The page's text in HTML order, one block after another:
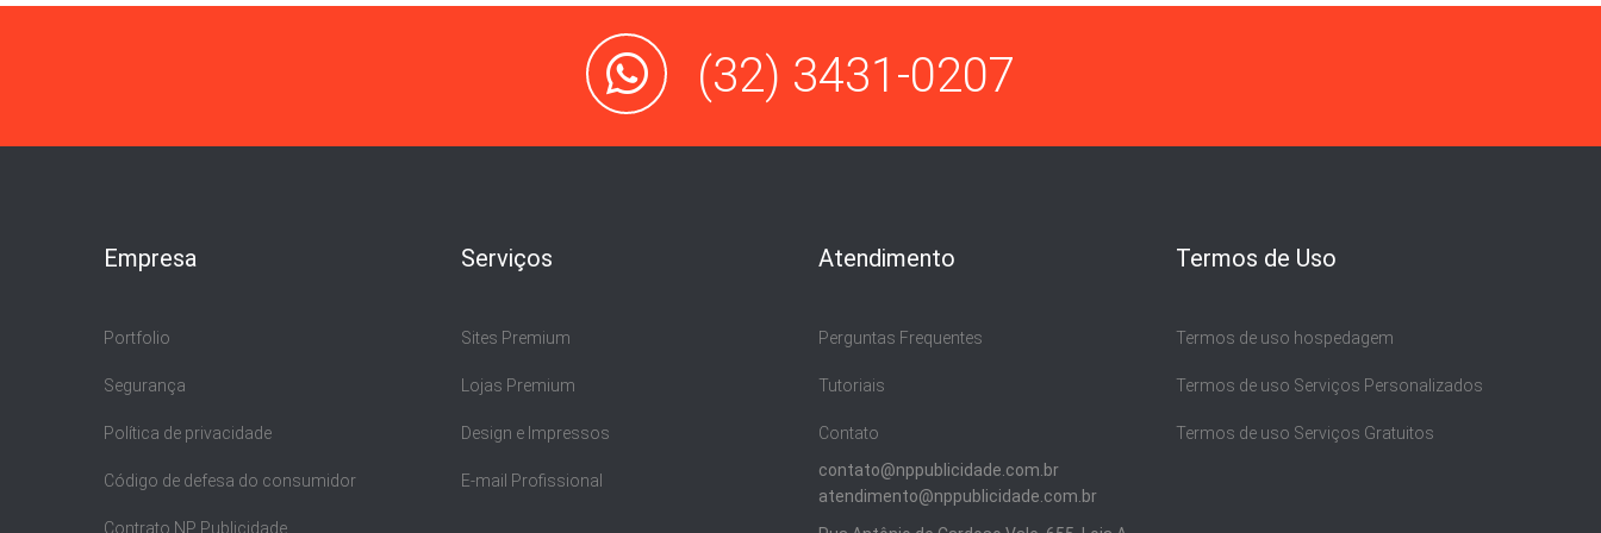
(32) 3431-0207
Empresa
Portfolio
Segurança
Política de privacidade
Código de defesa do consumidor
Contrato NP Publicidade
Serviços
Sites Premium
Lojas Premium
Design e Impressos
E-mail Profissional
Atendimento
Perguntas Frequentes
Tutoriais
Contato
contato@nppublicidade.com.br
atendimento@nppublicidade.com.br
Termos de Uso
Termos de uso hospedagem
Termos de uso Serviços Personalizados
Termos de uso Serviços Gratuitos